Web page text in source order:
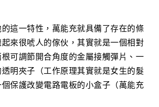
這一特性，萬能充就具備了存在的條
來很唬人的傢伙，其實就是一個相對
可調節開合角度的金屬接觸彈片、一
明夾子（工作原理其實就是女生的髮
保護改變電路電板的小盒子（萬能充